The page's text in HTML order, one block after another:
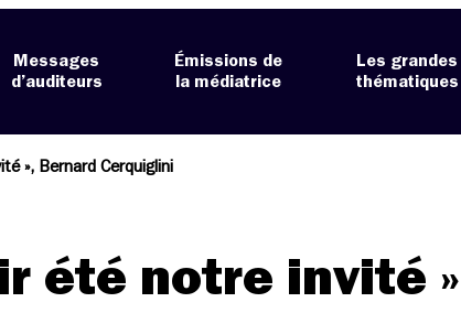
Messages
d’auditeurs
Émissions de
la médiatrice
Les grandes
thématiques
», Bernard Cerquiglini
été notre invité